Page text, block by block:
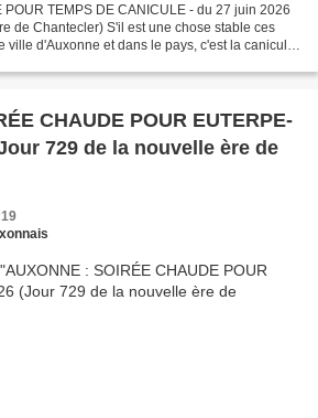
POUR TEMPS DE CANICULE - du 27 juin 2026
de Chantecler) S'il est une chose stable ces
ville d'Auxonne et dans le pays, c'est la canicule
CHAUDE POUR EUTERPE-
729 de la nouvelle ère de